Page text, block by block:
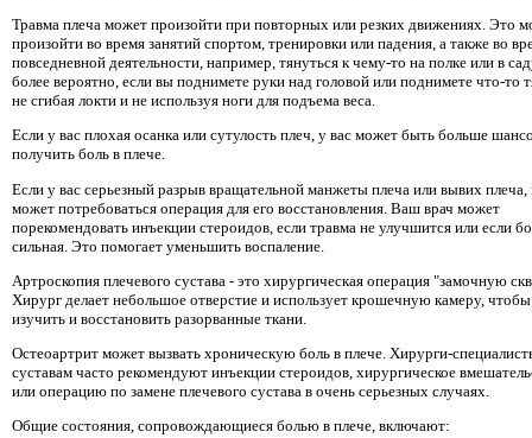
Травма плеча может произойти при повторных или резких движениях. Это
произойти во время занятий спортом, тренировки или падения, а также во
повседневной деятельности, например, тянуться к чему-то на полке или в
более вероятно, если вы поднимете руки над головой или поднимете что-то
не сгибая локти и не используя ноги для подъема веса.
Если у вас плохая осанка или сутулость плеч, у вас может быть больше
получить боль в плече.
Если у вас серьезный разрыв вращательной манжеты плеча или вывих плеча,
может потребоваться операция для его восстановления. Ваш врач может
порекомендовать инъекции стероидов, если травма не улучшится или если
сильная. Это помогает уменьшить воспаление.
Артроскопия плечевого сустава - это хирургическая операция "замочную
Хирург делает небольшое отверстие и использует крошечную камеру, чтобы
изучить и восстановить разорванные ткани.
Остеоартрит может вызвать хроническую боль в плече. Хирурги-
суставам часто рекомендуют инъекции стероидов, хирургическое
или операцию по замене плечевого сустава в очень серьезных случаях.
Общие состояния, сопровождающиеся болью в плече, включают: